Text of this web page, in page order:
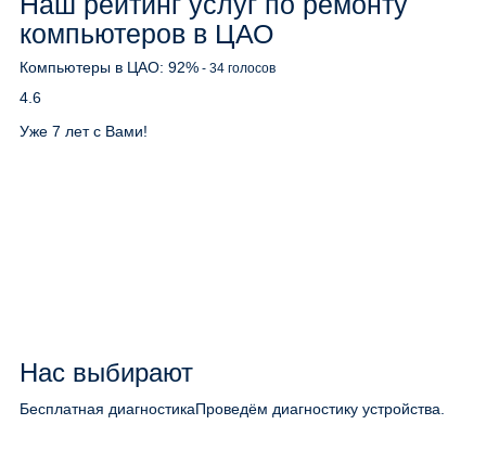
компьютеров в ЦАО
Компьютеры в ЦАО: 92% - 34 голосов
4.6
Уже 7 лет с Вами!
Нас выбирают
Бесплатная диагностикаПроведём диагностику устройства.